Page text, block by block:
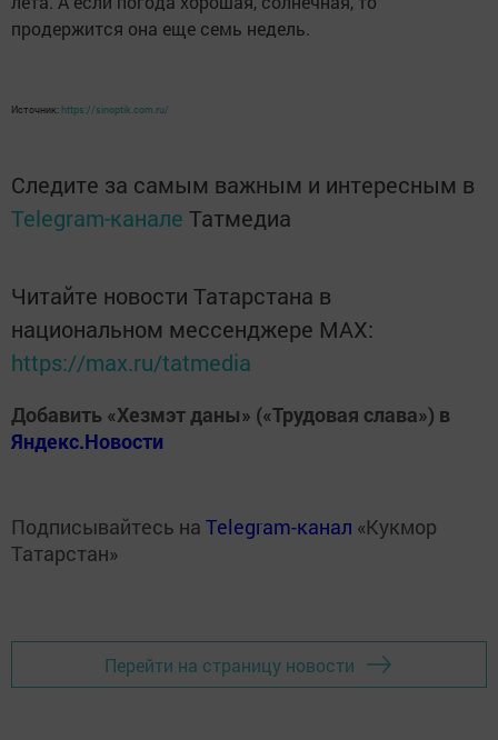
продержится она еще семь недель.
Источник: https://sinoptik.com.ru/
Следите за самым важным и интересным в
Telegram-канале Татмедиа
Читайте новости Татарстана в
национальном мессенджере MАХ:
https://max.ru/tatmedia
Добавить «Хезмэт даны» («Трудовая слава») в
Яндекс.Новости
Подписывайтесь на Telegram-канал «Кукмор
Татарстан»
Перейти на страницу новости